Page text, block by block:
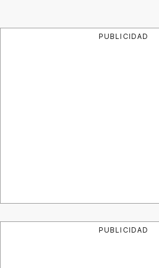
PUBLICIDAD
PUBLICIDAD